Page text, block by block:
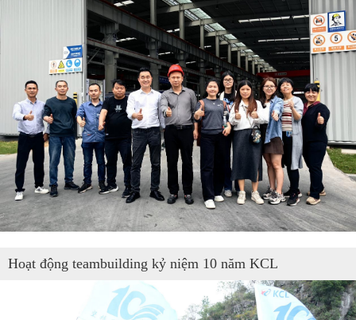
Hoạt động teambuilding kỷ niệm 10 năm KCL